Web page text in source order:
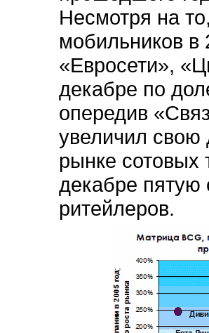
Несмотря на
мобильников в
«Евросети»,
декабре по
опередив
увеличил свою
рынке сотовых
декабре пятую
ритейлеров.